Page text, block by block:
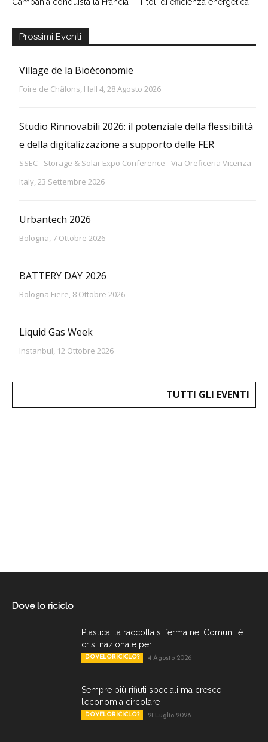
Campania conquista la Francia Titoli di efficienza energetica
Prossimi Eventi
Village de la Bioéconomie
Foire de Châlons, Hall 4, 28 Agosto 2026
Studio Rinnovabili 2026: il potenziale della flessibilità
e della digitalizzazione a supporto delle FER
SSEC - Storage & Solar Expo Conference - Via Oreficeria Vicenza -
Italy, 23 Settembre 2026
Urbantech 2026
Bologna, 7 Ottobre 2026
BATTERY DAY 2026
Bologna Fiere, 8 Ottobre 2026
Liquid Gas Week
Instanbul, 12 Ottobre 2026
TUTTI GLI EVENTI
Dove lo riciclo
Plastica, la raccolta si ferma nei Comuni: è
crisi nazionale per...
DOVELORICICLO? 4 Agosto 2026
Sempre più rifiuti speciali ma cresce
l’economia circolare
DOVELORICICLO? 21 Luglio 2026